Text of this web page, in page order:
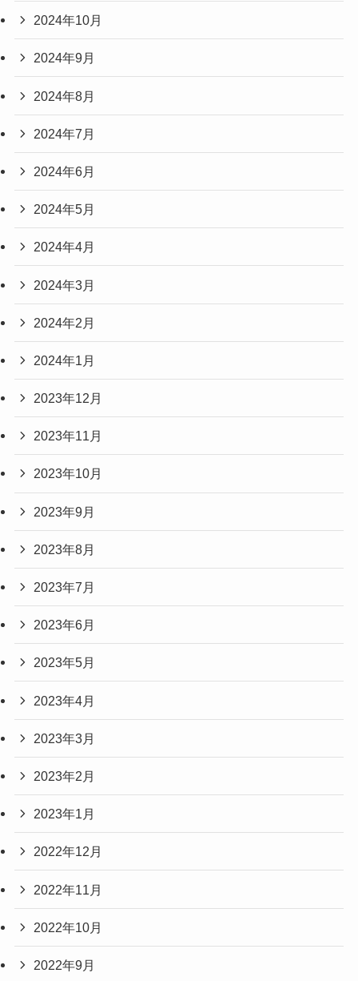
2024年10月
2024年9月
2024年8月
2024年7月
2024年6月
2024年5月
2024年4月
2024年3月
2024年2月
2024年1月
2023年12月
2023年11月
2023年10月
2023年9月
2023年8月
2023年7月
2023年6月
2023年5月
2023年4月
2023年3月
2023年2月
2023年1月
2022年12月
2022年11月
2022年10月
2022年9月